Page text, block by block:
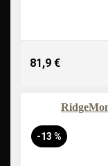
81,9 €
-13 %